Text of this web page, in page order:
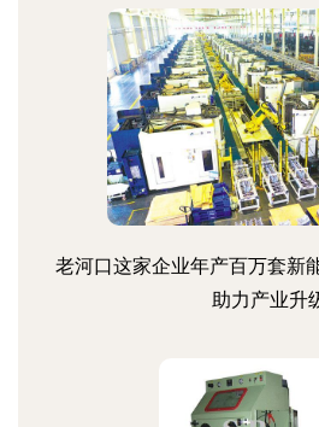
老河口这家企业年产百万套新
助力产业升